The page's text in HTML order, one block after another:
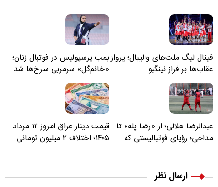
فینال لیگ ملت‌های والیبال؛ پرواز
عقاب‌ها بر فراز نینگبو
بمب پرسپولیس در فوتبال زنان؛
«خانم‌گل» سرمربی سرخ‌ها شد
عبدالرضا هلالی؛ از «رضا پله» تا
مداحی؛ رؤیای فوتبالیستی که
قیمت دینار عراق امروز ۱۲ مرداد
۱۴۰۵؛ اختلاف ۲ میلیون تومانی
ارسال نظر